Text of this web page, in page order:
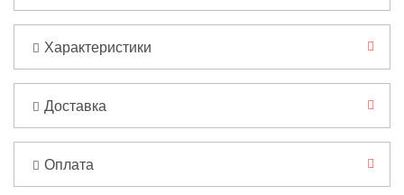
Характеристики
Доставка
Оплата